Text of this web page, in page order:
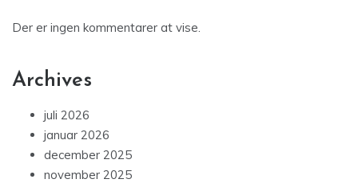
Der er ingen kommentarer at vise.
Archives
juli 2026
januar 2026
december 2025
november 2025